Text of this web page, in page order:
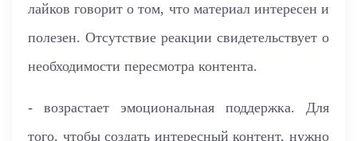
лайков говорит о том, что материал интересен и
полезен. Отсутствие реакции свидетельствует о
необходимости пересмотра контента.
- возрастает эмоциональная поддержка. Для
того, чтобы создать интересный контент, нужно